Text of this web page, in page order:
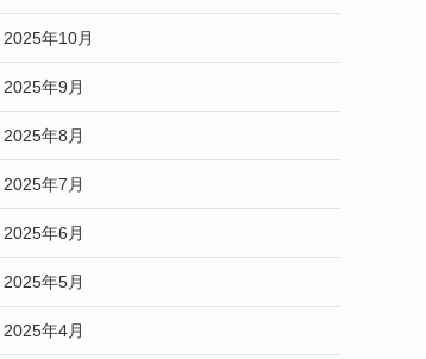
2025年10月
2025年9月
2025年8月
2025年7月
2025年6月
2025年5月
2025年4月